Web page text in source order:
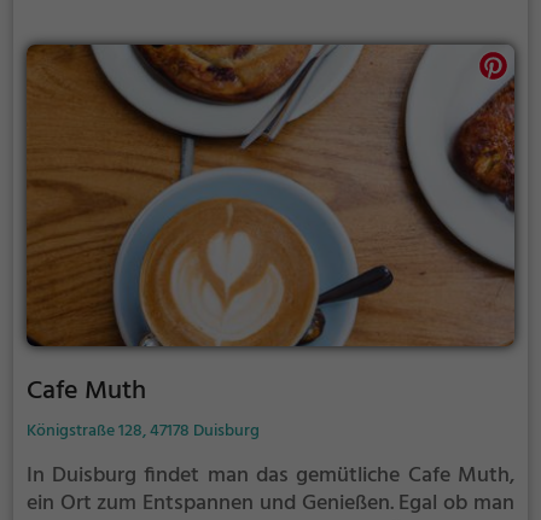
Restaurant lädt zum Verweilen ein und verspricht
genussvolle Stunden in entspannter Umgebung. Ein
Besuch im Alt Stapp ist ein kulinarisches Erlebnis für
alle Sinne. Egal ob alleine, mit der Familie oder
Freunden - hier lässt es sich herrlich schlemmen und
entspannen.
Cafe Muth
Königstraße 128, 47178 Duisburg
In Duisburg findet man das gemütliche Cafe Muth,
ein Ort zum Entspannen und Genießen. Egal ob man